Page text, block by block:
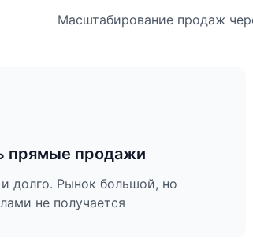
Масштабирование продаж
прямые продажи
долго. Рынок большой, но
не получается